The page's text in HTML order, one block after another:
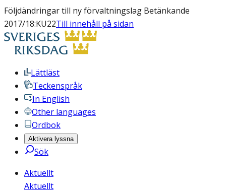
Följdändringar till ny förvaltningslag Betänkande
2017/18:KU22Till innehåll på sidan
Lättläst
Teckenspråk
In English
Other languages
Ordbok
Aktivera lyssna
Sök
Aktuellt
Aktuellt